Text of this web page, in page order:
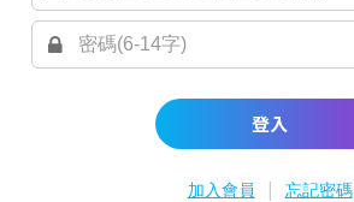
登入
加入會員 | 忘記密碼